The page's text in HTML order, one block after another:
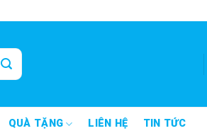
QUÀ TẶNG LIÊN HỆ TIN TỨC